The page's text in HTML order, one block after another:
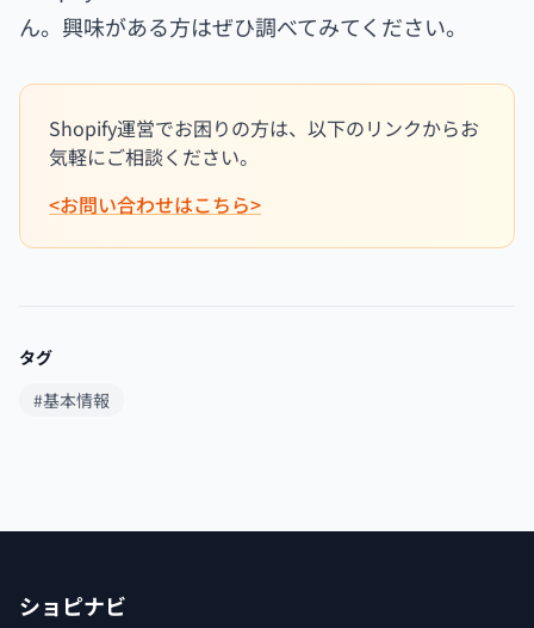
ん。興味がある方はぜひ調べてみてください。
Shopify運営でお困りの方は、以下のリンクからお
気軽にご相談ください。
<お問い合わせはこちら>
タグ
#基本情報
ショピナビ